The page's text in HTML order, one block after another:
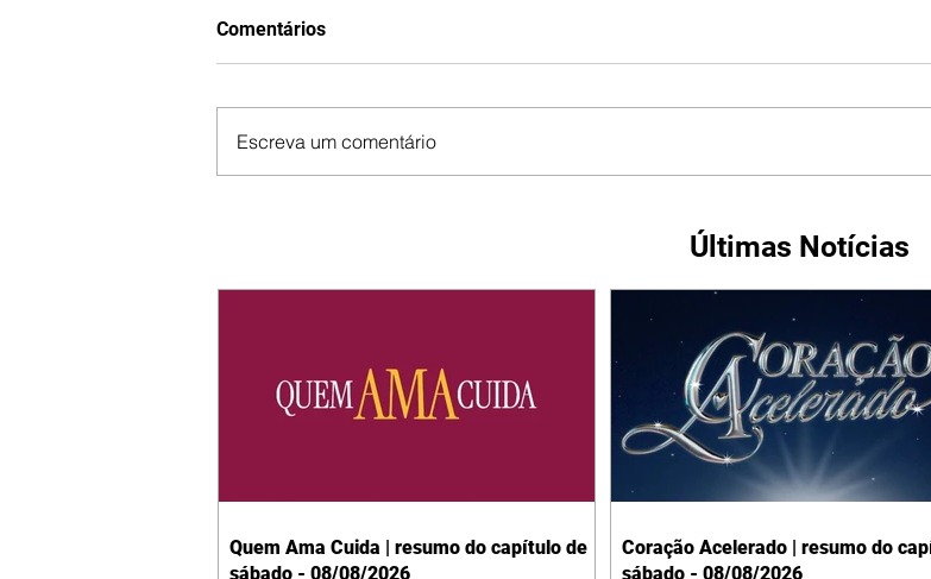
Comentários
Escreva um comentário
Últimas Notícias
Quem Ama Cuida | resumo do capítulo de
sábado - 08/08/2026
Coração Acelerado | resumo do
sábado - 08/08/2026